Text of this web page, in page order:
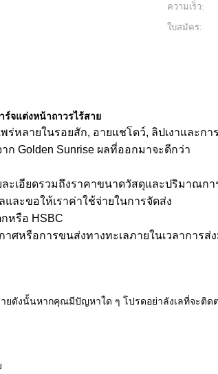
ความเร็ว:
ใบสมัคร:
จแต่งหน้าถาวรไร้สาย
ลายในรอยสัก, อายแชโดว์, ลิปเงาและก
ก Golden Sunrise ผลที่ออกมาจะดีกว่า
ะเอียดรวมถึงราคาขนาดวัสดุและปริมาณก
ละขอให้เราค่าใช้จ่ายในการจัดส่ง
หรือ HSBC
ศหรือการขนส่งทางทะเลภายในเวลาการส่
ยดังนั้นหากคุณมีปัญหาใด ๆ โปรดอย่าลังเลที่จะติดต่